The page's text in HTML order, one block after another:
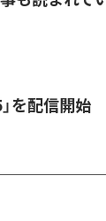
を配信開始